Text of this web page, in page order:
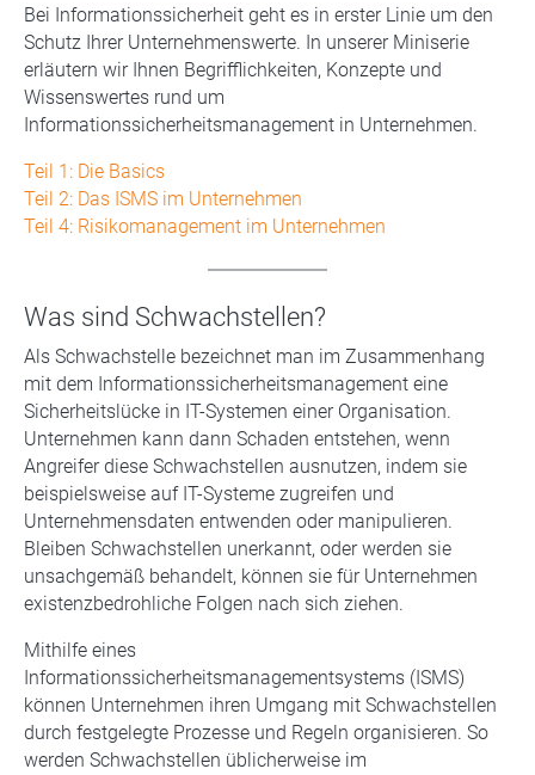
Bei Informationssicherheit geht es in erster Linie um den
Schutz Ihrer Unternehmenswerte. In unserer Miniserie
erläutern wir Ihnen Begrifflichkeiten, Konzepte und
Wissenswertes rund um
Informationssicherheitsmanagement in Unternehmen.
Teil 1: Die Basics
Teil 2: Das ISMS im Unternehmen
Teil 4: Risikomanagement im Unternehmen
Was sind Schwachstellen?
Als Schwachstelle bezeichnet man im Zusammenhang
mit dem Informationssicherheitsmanagement eine
Sicherheitslücke in IT-Systemen einer Organisation.
Unternehmen kann dann Schaden entstehen, wenn
Angreifer diese Schwachstellen ausnutzen, indem sie
beispielsweise auf IT-Systeme zugreifen und
Unternehmensdaten entwenden oder manipulieren.
Bleiben Schwachstellen unerkannt, oder werden sie
unsachgemäß behandelt, können sie für Unternehmen
existenzbedrohliche Folgen nach sich ziehen.
Mithilfe eines
Informationssicherheitsmanagementsystems (ISMS)
können Unternehmen ihren Umgang mit Schwachstellen
durch festgelegte Prozesse und Regeln organisieren. So
werden Schwachstellen üblicherweise im